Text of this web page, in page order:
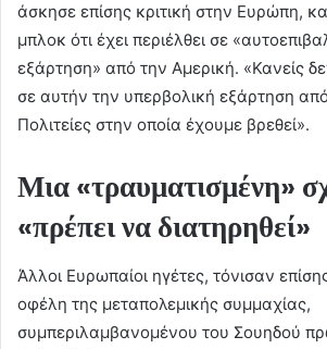
άσκησε επίσης κριτική στην Ευρώπη,
μπλοκ ότι έχει περιέλθει σε
εξάρτηση» από την Αμερική. «Κανείς
σε αυτήν την υπερβολική εξάρτηση
Πολιτείες στην οποία έχουμε βρεθεί».
Μια «τραυματισμένη»
«πρέπει να διατηρηθεί»
Άλλοι Ευρωπαίοι ηγέτες, τόνισαν
οφέλη της μεταπολεμικής συμμαχίας,
συμπεριλαμβανομένου του Σουηδού